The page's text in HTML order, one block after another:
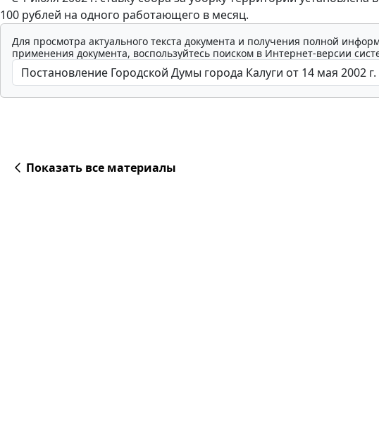
100 рублей на одного работающего в месяц.
Для просмотра актуального текста документа и получения полной
применения документа, воспользуйтесь поиском в Интернет-версии
Показать все материалы